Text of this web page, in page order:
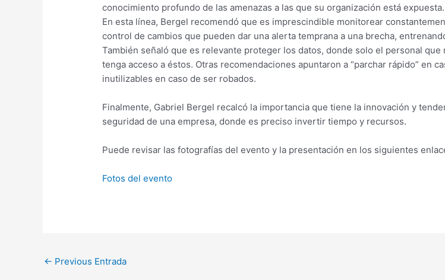
conocimiento profundo de las amenazas a las que su organización está expuesta.
En esta línea, Bergel recomendó que es imprescindible monitorear
control de cambios que pueden dar una alerta temprana a una brecha,
También señaló que es relevante proteger los datos, donde solo el personal
tenga acceso a éstos. Otras recomendaciones apuntaron a “parchar rápido” en
inutilizables en caso de ser robados.
Finalmente, Gabriel Bergel recalcó la importancia que tiene la innovación y
seguridad de una empresa, donde es preciso invertir tiempo y recursos.
Puede revisar las fotografías del evento y la presentación en los siguientes
Fotos del evento
← Previous Entrada